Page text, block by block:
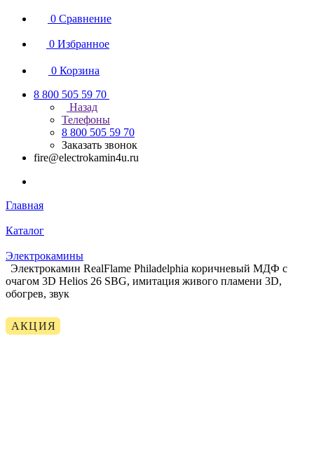
0 Сравнение
0 Избранное
0 Корзина
8 800 505 59 70
Назад
Телефоны
8 800 505 59 70
Заказать звонок
fire@electrokamin4u.ru
Главная
Каталог
Электрокамины
Электрокамин RealFlame Philadelphia коричневый МДФ с
очагом 3D Helios 26 SBG, имитация живого пламени 3D,
обогрев, звук
АКЦИЯ